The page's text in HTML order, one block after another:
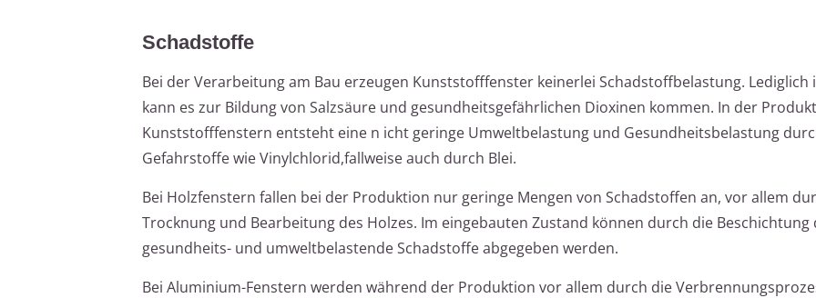
Schadstoffe
Bei der Verarbeitung am Bau erzeugen Kunststofffenster keinerlei Schadstoffbelastung. Lediglich
kann es zur Bildung von Salzsäure und gesundheitsgefährlichen Dioxinen kommen. In der
Kunststofffenstern entsteht eine n icht geringe Umweltbelastung und Gesundheitsbelastung
Gefahrstoffe wie Vinylchlorid,fallweise auch durch Blei.
Bei Holzfenstern fallen bei der Produktion nur geringe Mengen von Schadstoffen an, vor allem
Trocknung und Bearbeitung des Holzes. Im eingebauten Zustand können durch die Beschichtung
gesundheits- und umweltbelastende Schadstoffe abgegeben werden.
Bei Aluminium-Fenstern werden während der Produktion vor allem durch die